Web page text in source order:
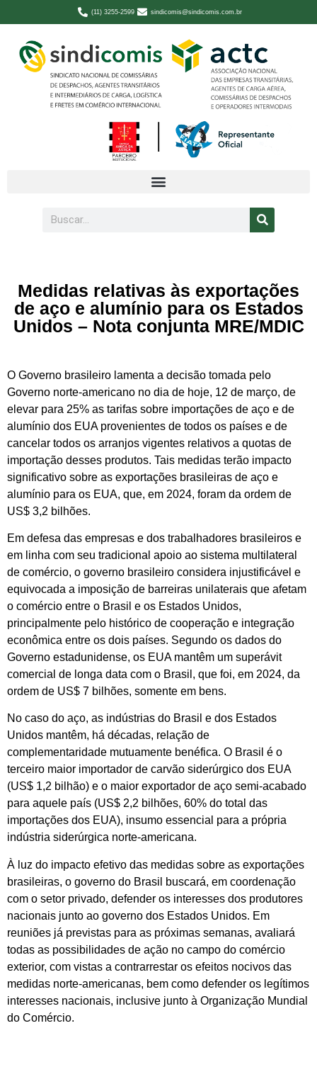
(11) 3255-2599 sindicomis@sindicomis.com.br
Medidas relativas às exportações
de aço e alumínio para os Estados
Unidos – Nota conjunta MRE/MDIC
O Governo brasileiro lamenta a decisão tomada pelo
Governo norte-americano no dia de hoje, 12 de março, de
elevar para 25% as tarifas sobre importações de aço e de
alumínio dos EUA provenientes de todos os países e de
cancelar todos os arranjos vigentes relativos a quotas de
importação desses produtos. Tais medidas terão impacto
significativo sobre as exportações brasileiras de aço e
alumínio para os EUA, que, em 2024, foram da ordem de
US$ 3,2 bilhões.
Em defesa das empresas e dos trabalhadores brasileiros e
em linha com seu tradicional apoio ao sistema multilateral
de comércio, o governo brasileiro considera injustificável e
equivocada a imposição de barreiras unilaterais que afetam
o comércio entre o Brasil e os Estados Unidos,
principalmente pelo histórico de cooperação e integração
econômica entre os dois países. Segundo os dados do
Governo estadunidense, os EUA mantêm um superávit
comercial de longa data com o Brasil, que foi, em 2024, da
ordem de US$ 7 bilhões, somente em bens.
No caso do aço, as indústrias do Brasil e dos Estados
Unidos mantêm, há décadas, relação de
complementaridade mutuamente benéfica. O Brasil é o
terceiro maior importador de carvão siderúrgico dos EUA
(US$ 1,2 bilhão) e o maior exportador de aço semi-acabado
para aquele país (US$ 2,2 bilhões, 60% do total das
importações dos EUA), insumo essencial para a própria
indústria siderúrgica norte-americana.
À luz do impacto efetivo das medidas sobre as exportações
brasileiras, o governo do Brasil buscará, em coordenação
com o setor privado, defender os interesses dos produtores
nacionais junto ao governo dos Estados Unidos. Em
reuniões já previstas para as próximas semanas, avaliará
todas as possibilidades de ação no campo do comércio
exterior, com vistas a contrarrestar os efeitos nocivos das
medidas norte-americanas, bem como defender os legítimos
interesses nacionais, inclusive junto à Organização Mundial
do Comércio.